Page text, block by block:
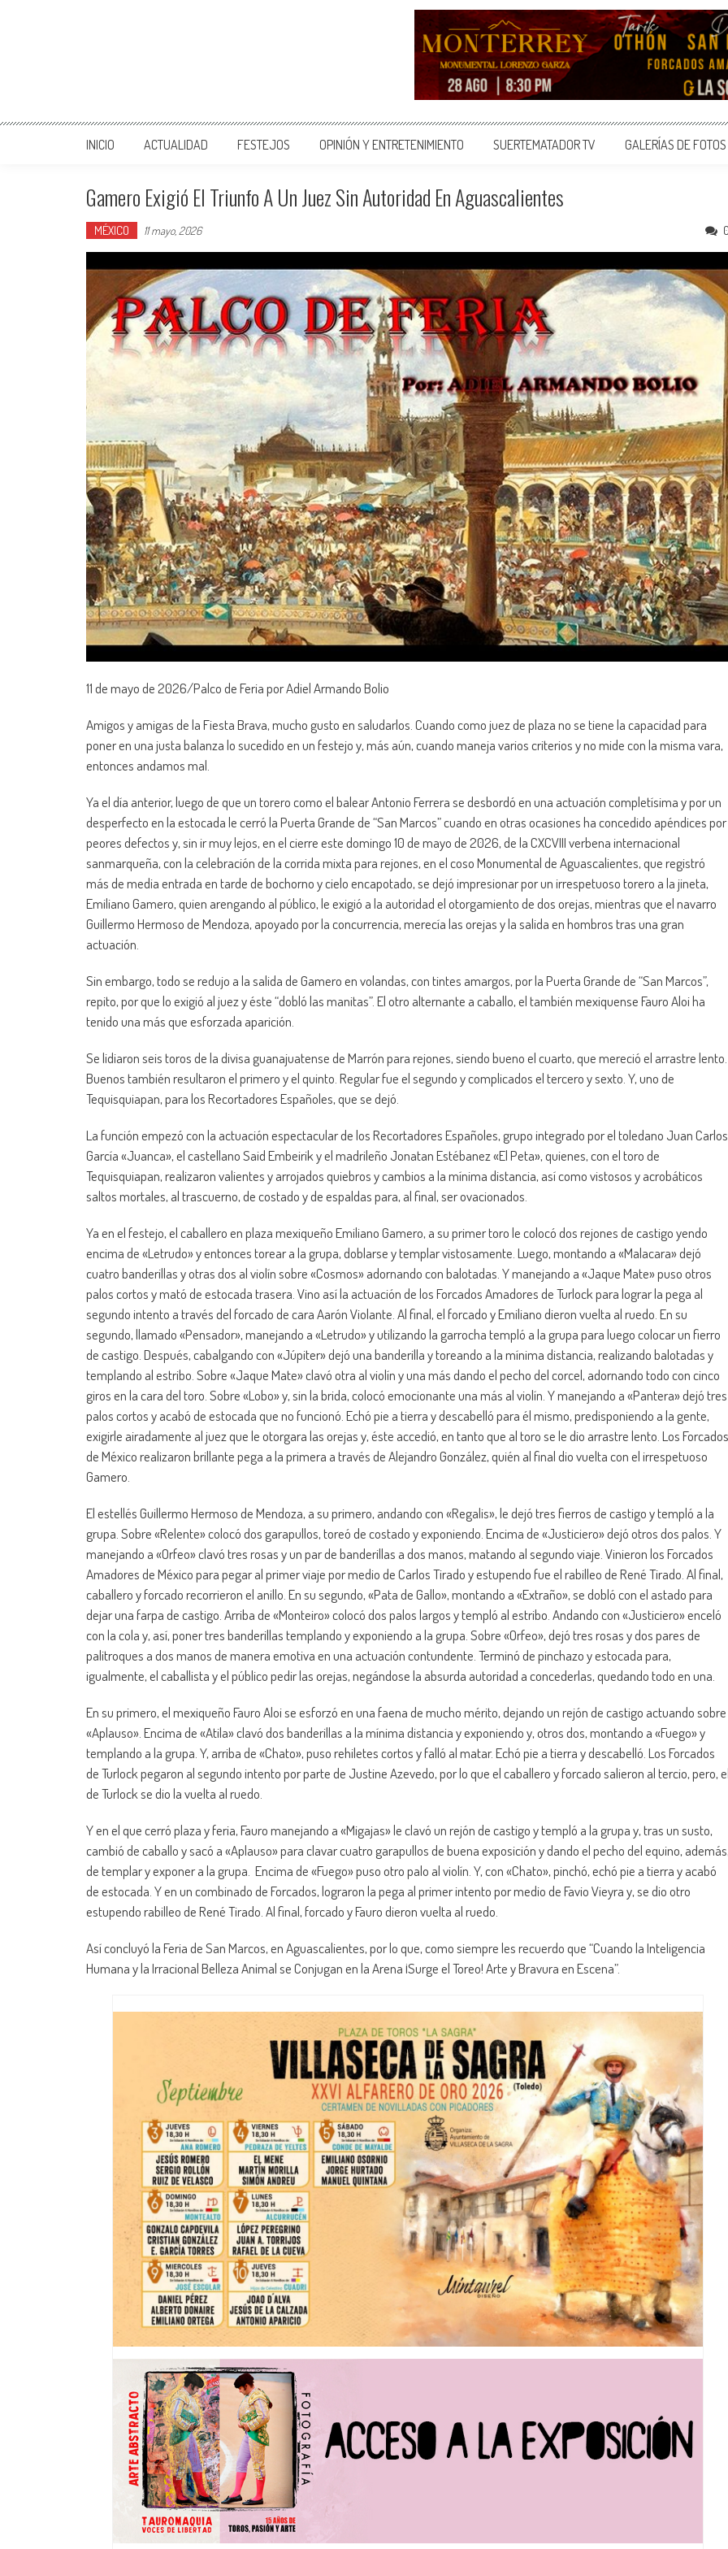
INICIO ACTUALIDAD FESTEJOS OPINIÓN Y ENTRETENIMIENTO SUERTEMATADOR TV GALERÍAS DE FOTOS
Gamero Exigió El Triunfo A Un Juez Sin Autoridad En Aguascalientes
MÉXICO 11 mayo, 2026
11 de mayo de 2026/Palco de Feria por Adiel Armando Bolio
Amigos y amigas de la Fiesta Brava, mucho gusto en saludarlos. Cuando como juez de plaza no se tiene la capacidad para
poner en una justa balanza lo sucedido en un festejo y, más aún, cuando maneja varios criterios y no mide con la misma vara,
entonces andamos mal.
Ya el día anterior, luego de que un torero como el balear Antonio Ferrera se desbordó en una actuación completísima y por un
desperfecto en la estocada le cerró la Puerta Grande de “San Marcos” cuando en otras ocasiones ha concedido apéndices por
peores defectos y, sin ir muy lejos, en el cierre este domingo 10 de mayo de 2026, de la CXCVIII verbena internacional
sanmarqueña, con la celebración de la corrida mixta para rejones, en el coso Monumental de Aguascalientes, que registró
más de media entrada en tarde de bochorno y cielo encapotado, se dejó impresionar por un irrespetuoso torero a la jineta,
Emiliano Gamero, quien arengando al público, le exigió a la autoridad el otorgamiento de dos orejas, mientras que el navarro
Guillermo Hermoso de Mendoza, apoyado por la concurrencia, merecía las orejas y la salida en hombros tras una gran
actuación.
Sin embargo, todo se redujo a la salida de Gamero en volandas, con tintes amargos, por la Puerta Grande de “San Marcos”,
repito, por que lo exigió al juez y éste “dobló las manitas”. El otro alternante a caballo, el también mexiquense Fauro Aloi ha
tenido una más que esforzada aparición.
Se lidiaron seis toros de la divisa guanajuatense de Marrón para rejones, siendo bueno el cuarto, que mereció el arrastre lento.
Buenos también resultaron el primero y el quinto. Regular fue el segundo y complicados el tercero y sexto. Y, uno de
Tequisquiapan, para los Recortadores Españoles, que se dejó.
La función empezó con la actuación espectacular de los Recortadores Españoles, grupo integrado por el toledano Juan Carlos
García «Juanca», el castellano Said Embeirik y el madrileño Jonatan Estébanez «El Peta», quienes, con el toro de
Tequisquiapan, realizaron valientes y arrojados quiebros y cambios a la mínima distancia, así como vistosos y acrobáticos
saltos mortales, al trascuerno, de costado y de espaldas para, al final, ser ovacionados.
Ya en el festejo, el caballero en plaza mexiqueño Emiliano Gamero, a su primer toro le colocó dos rejones de castigo yendo
encima de «Letrudo» y entonces torear a la grupa, doblarse y templar vistosamente. Luego, montando a «Malacara» dejó
cuatro banderillas y otras dos al violín sobre «Cosmos» adornando con balotadas. Y manejando a «Jaque Mate» puso otros
palos cortos y mató de estocada trasera. Vino así la actuación de los Forcados Amadores de Turlock para lograr la pega al
segundo intento a través del forcado de cara Aarón Violante. Al final, el forcado y Emiliano dieron vuelta al ruedo. En su
segundo, llamado «Pensador», manejando a «Letrudo» y utilizando la garrocha templó a la grupa para luego colocar un fierro
de castigo. Después, cabalgando con «Júpiter» dejó una banderilla y toreando a la mínima distancia, realizando balotadas y
templando al estribo. Sobre «Jaque Mate» clavó otra al violín y una más dando el pecho del corcel, adornando todo con cinco
giros en la cara del toro. Sobre «Lobo» y, sin la brida, colocó emocionante una más al violín. Y manejando a «Pantera» dejó tres
palos cortos y acabó de estocada que no funcionó. Echó pie a tierra y descabelló para él mismo, predisponiendo a la gente,
exigirle airadamente al juez que le otorgara las orejas y, éste accedió, en tanto que al toro se le dio arrastre lento. Los Forcados
de México realizaron brillante pega a la primera a través de Alejandro González, quién al final dio vuelta con el irrespetuoso
Gamero.
El estellés Guillermo Hermoso de Mendoza, a su primero, andando con «Regalis», le dejó tres fierros de castigo y templó a la
grupa. Sobre «Relente» colocó dos garapullos, toreó de costado y exponiendo. Encima de «Justiciero» dejó otros dos palos. Y
manejando a «Orfeo» clavó tres rosas y un par de banderillas a dos manos, matando al segundo viaje. Vinieron los Forcados
Amadores de México para pegar al primer viaje por medio de Carlos Tirado y estupendo fue el rabilleo de René Tirado. Al final,
caballero y forcado recorrieron el anillo. En su segundo, «Pata de Gallo», montando a «Extraño», se dobló con el astado para
dejar una farpa de castigo. Arriba de «Monteiro» colocó dos palos largos y templó al estribo. Andando con «Justiciero» enceló
con la cola y, así, poner tres banderillas templando y exponiendo a la grupa. Sobre «Orfeo», dejó tres rosas y dos pares de
palitroques a dos manos de manera emotiva en una actuación contundente. Terminó de pinchazo y estocada para,
igualmente, el caballista y el público pedir las orejas, negándose la absurda autoridad a concederlas, quedando todo en una.
En su primero, el mexiqueño Fauro Aloi se esforzó en una faena de mucho mérito, dejando un rejón de castigo actuando sobre
«Aplauso». Encima de «Atila» clavó dos banderillas a la mínima distancia y exponiendo y, otros dos, montando a «Fuego» y
templando a la grupa. Y, arriba de «Chato», puso rehiletes cortos y falló al matar. Echó pie a tierra y descabelló. Los Forcados
de Turlock pegaron al segundo intento por parte de Justine Azevedo, por lo que el caballero y forcado salieron al tercio, pero,
de Turlock se dio la vuelta al ruedo.
Y en el que cerró plaza y feria, Fauro manejando a «Migajas» le clavó un rejón de castigo y templó a la grupa y, tras un susto,
cambió de caballo y sacó a «Aplauso» para clavar cuatro garapullos de buena exposición y dando el pecho del equino,
de templar y exponer a la grupa. Encima de «Fuego» puso otro palo al violín. Y, con «Chato», pinchó, echó pie a tierra y acabó
de estocada. Y en un combinado de Forcados, lograron la pega al primer intento por medio de Favio Vieyra y, se dio otro
estupendo rabilleo de René Tirado. Al final, forcado y Fauro dieron vuelta al ruedo.
Así concluyó la Feria de San Marcos, en Aguascalientes, por lo que, como siempre les recuerdo que “Cuando la Inteligencia
Humana y la Irracional Belleza Animal se Conjugan en la Arena ¡Surge el Toreo! Arte y Bravura en Escena”.